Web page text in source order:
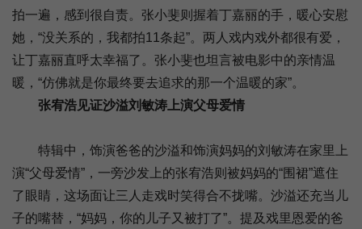
拍一遍，感到很自责。张小斐则握着丁嘉丽的手，暖心安慰
她，“没关系的，我都拍11条起”。两人戏内戏外都很有爱，
让丁嘉丽直呼太幸福了。张小斐也坦言被电影中的亲情温
暖，“仿佛就是你最终要去追求的那一个温暖的家”。
张宥浩见证沙溢刘敏涛上演父母爱情
特辑中，饰演爸爸的沙溢和饰演妈妈的刘敏涛在家里上
演“父母爱情”，一旁沙发上的张宥浩则被妈妈的“围裙”遮住
了眼睛，这场面让三人走戏时笑得合不拢嘴。沙溢还充当儿
子的嘴替，“妈妈，你的儿子又被打了”。提及戏里恩爱的爸